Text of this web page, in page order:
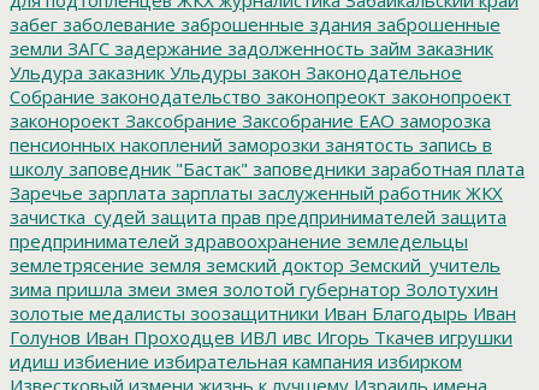
забег заболевание заброшенные здания заброшенные
земли ЗАГС задержание задолженность займ заказник
Ульдура заказник Ульдуры закон Законодательное
Собрание законодательство законопреокт законопроект
законороект Заксобрание Заксобрание ЕАО заморозка
пенсионных накоплений заморозки занятость запись в
школу заповедник "Бастак" заповедники заработная плата
Заречье зарплата зарплаты заслуженный работник ЖКХ
зачистка_судей защита прав предпринимателей защита
предпринимателей здравоохранение земледельцы
землетрясение земля земский доктор Земский_учитель
зима пришла змеи змея золотой губернатор Золотухин
золотые медалисты зоозащитники Иван Благодырь Иван
Голунов Иван Проходцев ИВЛ ивс Игорь Ткачев игрушки
идиш избиение избирательная кампания избирком